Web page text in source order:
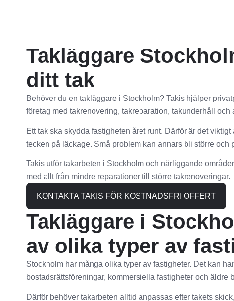
Takläggare
ditt tak
Behöver du en takläggare i Stockholm? Takis hjälper
företag med takrenovering, takreparation, takunderhåll och
Ett tak ska skydda fastigheten året runt. Därför är det
tecken på läckage. Små problem kan annars bli större och
Takis utför takarbeten i Stockholm och närliggande
med allt från mindre reparationer till större takrenoveringar.
KONTAKTA TAKIS FÖR KOSTNADSFRI OFFERT
Takläggare i
av olika typer av
Stockholm har många olika typer av fastigheter. Det kan
bostadsrättsföreningar, kommersiella fastigheter och äldre
Därför behöver takarbeten alltid anpassas efter takets